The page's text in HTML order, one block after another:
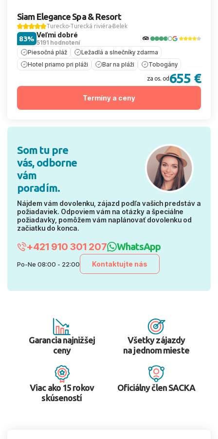
Siam Elegance Spa & Resort
Turecko Turecká riviéra Belek
Veľmi dobré
5191 hodnotení
83%
Piesočná pláž
Ležadlá a slnečníky zdarma
Hotel priamo pri pláži
Bar na pláži Tobogány
za os. od 655 €
Termíny a ceny
Som tu pre
vás, odborne
vám
poradím.
Nájdem vám dovolenku, zájazd podľa vašich predstáv a
požiadaviek. Odpoviem vám na otázky a špeciálne
požiadavky, pomôžem vám naplánovať dovolenku od
začiatku do konca.
+421 910 301 207 WhatsApp
Po-Ne 08:00 - 22:00 Kontaktujte nás
Garancia najnižšej
ceny
Všetky zájazdy
na jednom mieste
Viac ako 15 rokov
skúseností
Oficiálny člen SACKA